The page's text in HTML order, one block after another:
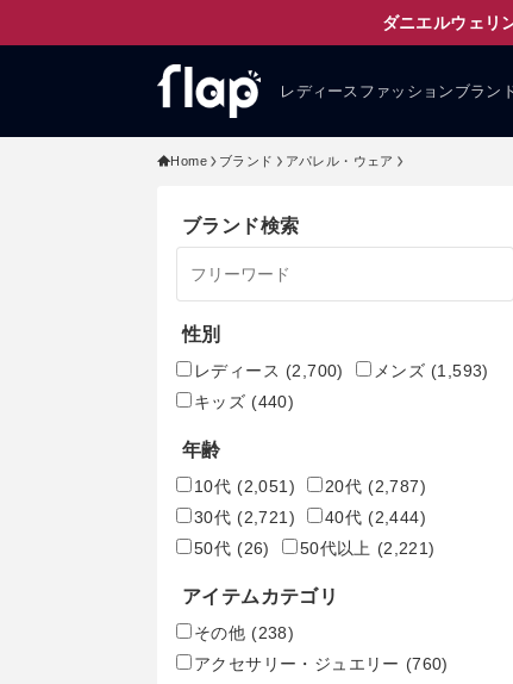
ダニエルウェリ
レディースファッションブラン
Home ブランド アパレル・ウェア
ブランド検索
性別
レディース (2,700) メンズ (1,593)
キッズ (440)
年齢
10代 (2,051) 20代 (2,787)
30代 (2,721) 40代 (2,444)
50代 (26) 50代以上 (2,221)
アイテムカテゴリ
その他 (238)
アクセサリー・ジュエリー (760)